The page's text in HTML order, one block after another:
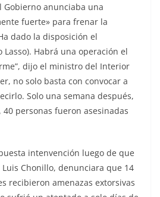
Gobierno anunciaba una
fuerte» para frenar la
dado la disposición el
Habrá una operación el
dijo el ministro del Interior
no solo basta con convocar a
Solo una semana después,
personas fueron asesinadas
intenvención luego de que
Chonillo, denunciara que 14
recibieron amenazas extorsivas